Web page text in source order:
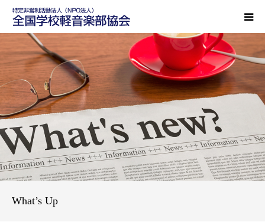
What’s Up
HOME
軽音協とは
活動内容
レポート